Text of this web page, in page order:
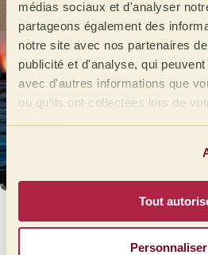
médias sociaux et d'analyser
partageons également des
notre site avec nos partenaires
publicité et d'analyse, qui
avec d'autres informations que
ou qu'ils ont collectées lors de
Tout
Personnaliser
Open de Cata Barcelona
compétition devient une